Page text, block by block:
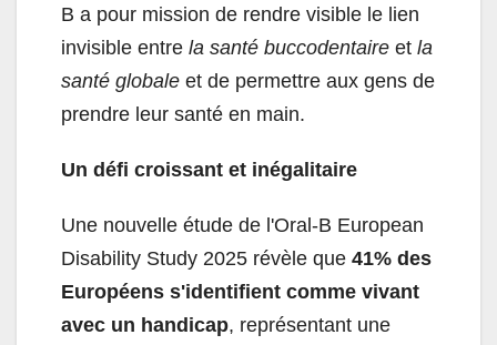
B a pour mission de rendre visible le lien
invisible entre la santé buccodentaire et la
santé globale et de permettre aux gens de
prendre leur santé en main.
Un défi croissant et inégalitaire
Une nouvelle étude de l'Oral-B European
Disability Study 2025 révèle que 41% des
Européens s'identifient comme vivant
avec un handicap, représentant une